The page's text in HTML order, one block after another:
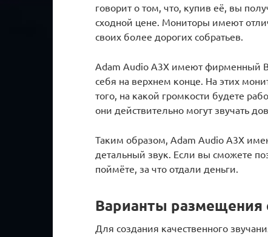
говорит о том, что, купив её, вы
сходной цене. Мониторы имеют
своих более дорогих собратьев.
Adam Audio A3X имеют фирменный
себя на верхнем конце. На этих
того, на какой громкости будете
они действительно могут звучать
Таким образом, Adam Audio A3X
детальный звук. Если вы сможете
поймёте, за что отдали деньги.
Варианты размещения
Для создания качественного